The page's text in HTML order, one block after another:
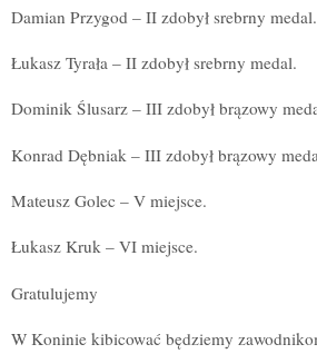
Damian Przygod – II zdobył srebrny medal.
Łukasz Tyrała – II zdobył srebrny medal.
Dominik Ślusarz – III zdobył brązowy
Konrad Dębniak – III zdobył brązowy
Mateusz Golec – V miejsce.
Łukasz Kruk – VI miejsce.
Gratulujemy
W Koninie kibicować będziemy